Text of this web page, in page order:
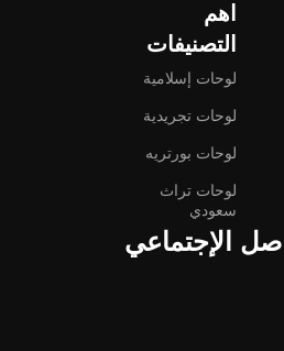
اهم
التصنيفات
لوحات إسلامية
لوحات تجريدية
لوحات بورتريه
لوحات تراث
سعودي
الإجتماعي